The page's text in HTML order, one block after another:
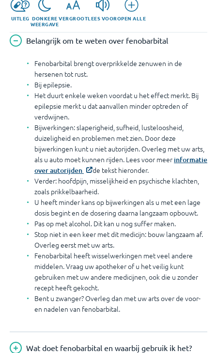
UITLEG DONKERE
WEERGAVE
VERGROOTLEES VOOROPEN ALLE
Belangrijk om te weten over fenobarbital
Fenobarbital brengt overprikkelde zenuwen in de
hersenen tot rust.
Bij epilepsie.
Het duurt enkele weken voordat u het effect merkt. Bij
epilepsie merkt u dat aanvallen minder optreden of
verdwijnen.
Bijwerkingen: slaperigheid, sufheid, lusteloosheid,
duizeligheid en problemen met zien. Door deze
bijwerkingen kunt u niet autorijden. Overleg met uw arts,
als u auto moet kunnen rijden. Lees voor meer informatie
over autorijden
de tekst hieronder.
Verder: hoofdpijn, misselijkheid en psychische klachten,
zoals prikkelbaarheid.
U heeft minder kans op bijwerkingen als u met een lage
dosis begint en de dosering daarna langzaam opbouwt.
Pas op met alcohol. Dit kan u nog suffer maken.
Stop niet in een keer met dit medicijn: bouw langzaam af.
Overleg eerst met uw arts.
Fenobarbital heeft wisselwerkingen met veel andere
middelen. Vraag uw apotheker of u het veilig kunt
gebruiken met uw andere medicijnen, ook die u zonder
recept heeft gekocht.
Bent u zwanger? Overleg dan met uw arts over de voor-
en nadelen van fenobarbital.
Wat doet fenobarbital en waarbij gebruik ik het?